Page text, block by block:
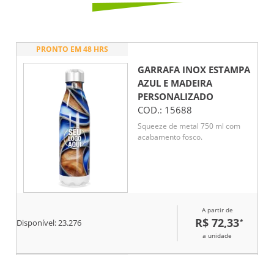
PRONTO EM 48 HRS
GARRAFA INOX ESTAMPA
AZUL E MADEIRA
PERSONALIZADO
COD.: 15688
Squeeze de metal 750 ml com
acabamento fosco.
Disponível:23.276
A partir de
R$ 72,33*
a unidade